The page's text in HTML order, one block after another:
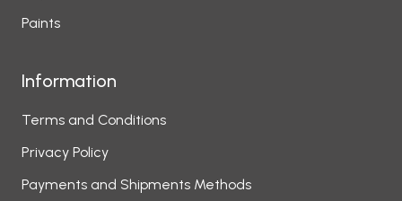
Paints
Information
Terms and Conditions
Privacy Policy
Payments and Shipments Methods